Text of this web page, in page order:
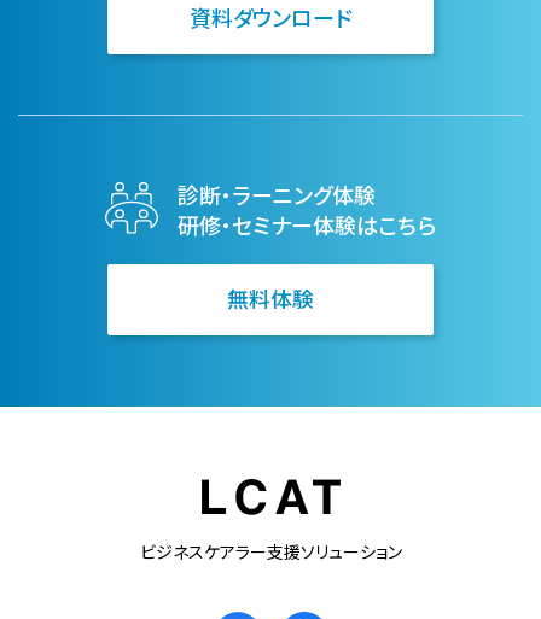
資料ダウンロード
診断・ラーニング体験
研修・セミナー体験はこちら
無料体験
ビジネスケアラー支援ソリューション